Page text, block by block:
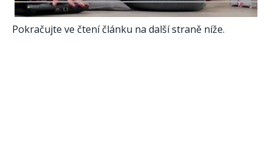
Pokračujte ve čtení článku na další straně níže.